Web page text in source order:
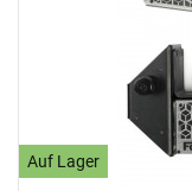
Auf Lager